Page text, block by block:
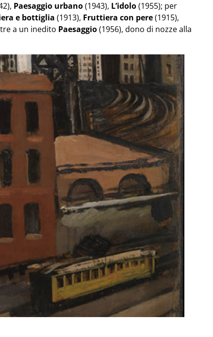
Paesaggio urbano(1943), L’idolo(1955); per
e bottiglia (1913), Fruttiera con pere(1915),
a un inedito Paesaggio(1956), dono di nozze alla